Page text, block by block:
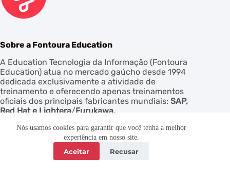
Nós usamos cookies para garantir que você tenha a melhor
experiência em nosso site.
Aceitar Recusar
Sobre a Fontoura Education
A Education Tecnologia da Informação (Fontoura
Education) atua no mercado gaúcho desde 1994
dedicada exclusivamente a atividade de
treinamento e oferecendo apenas treinamentos
oficiais dos principais fabricantes mundiais: SAP,
Red Hat e Lightera/Furukawa.
Copyright © 2026 - Fontoura Education. Todos os